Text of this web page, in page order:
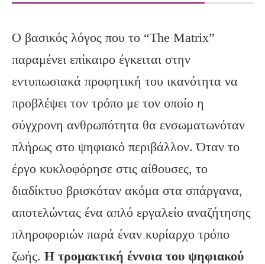
Ο βασικός λόγος που το “The Matrix”
παραμένει επίκαιρο έγκειται στην
εντυπωσιακά προφητική του ικανότητα να
προβλέψει τον τρόπο με τον οποίο η
σύγχρονη ανθρωπότητα θα ενσωματωνόταν
πλήρως στο ψηφιακό περιβάλλον. Όταν το
έργο κυκλοφόρησε στις αίθουσες, το
διαδίκτυο βρισκόταν ακόμα στα σπάργανα,
αποτελώντας ένα απλό εργαλείο αναζήτησης
πληροφοριών παρά έναν κυρίαρχο τρόπο
ζωής. Η τρομακτική έννοια του ψηφιακού